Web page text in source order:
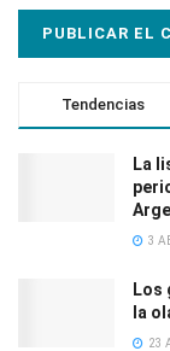
Tendencias
La
3
Los
la
23